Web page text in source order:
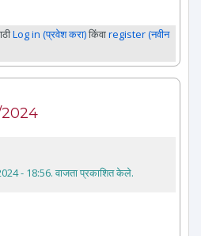
Log in (प्रवेश करा)किंवाregister (नवीन
2024
- 18:56. वाजता प्रकाशित केले.